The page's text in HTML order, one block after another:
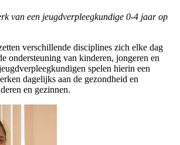
van een jeugdverpleegkundige 0-4 jaar op
verschillende disciplines zich elke dag
ondersteuning van kinderen, jongeren en
spelen hierin een
dagelijks aan de gezondheid en
en gezinnen.